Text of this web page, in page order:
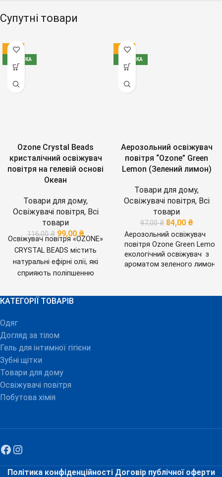
Супутні товари
-15%
НОВИНКА
Ozone Crystal Beads
кристалічний освіжувач
повітря на гелевій основі
Океан
Товари для дому,
Освіжувачі повітря, Всі
товари
116,00₴ 99,00₴
Освіжувач повітря «OZONE»
CRYSTAL BEADS містить
натуральні ефірні олії, які
сприяють поліпшенню
Аромат океану має
Приємний аромат
освіжувача повітря може
підняти настрій і зробити
атмосферу в приміщенні
більш
комфортною.Особливості
кристалічного освіжувача
приємний освіжаючий
дизайн;Нейтралізує
-13%
НОВИНКА
Аерозольний освіжувач
повітря “Ozone” Green
Lemon (Зелений лимон)
Товари для дому,
Освіжувачі повітря, Всі
товари
97,00₴ 84,00 ₴
Аерозольний освіжувач
повітря Ozone Green Lemon
екологічний освіжувач з
ароматом зеленого лимона.
який зберігається тривалий
сама природа ароматів
КАТЕГОРІЇ ТОВАРІВ
Одяг
Догляд за тілом
Гель для інтимної гігієни
Зубні щітки
Товари для дому
Освіжувачі повітря
Побутова хімія
Політика конфіденційності Договір публічної оферти